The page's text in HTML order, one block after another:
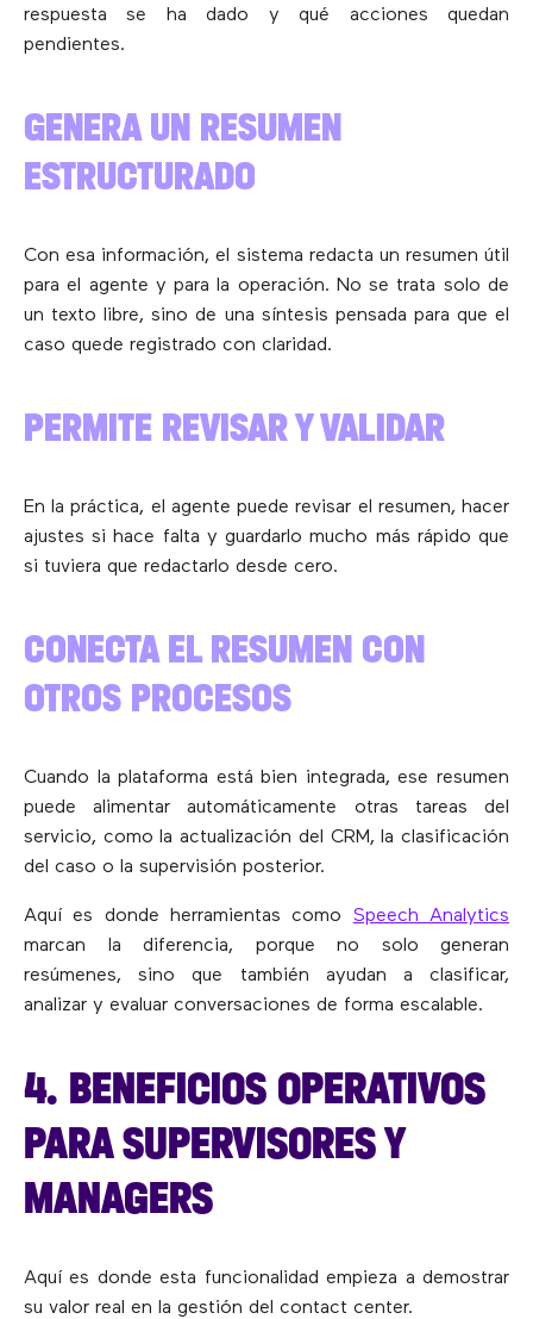
respuesta se ha dado y qué acciones quedan
pendientes.
GENERA UN RESUMEN
ESTRUCTURADO
Con esa información, el sistema redacta un resumen útil
para el agente y para la operación. No se trata solo de
un texto libre, sino de una síntesis pensada para que el
caso quede registrado con claridad.
PERMITE REVISAR Y VALIDAR
En la práctica, el agente puede revisar el resumen, hacer
ajustes si hace falta y guardarlo mucho más rápido que
si tuviera que redactarlo desde cero.
CONECTA EL RESUMEN CON
OTROS PROCESOS
Cuando la plataforma está bien integrada, ese resumen
puede alimentar automáticamente otras tareas del
servicio, como la actualización del CRM, la clasificación
del caso o la supervisión posterior.
Aquí es donde herramientas como Speech Analytics
marcan la diferencia, porque no solo generan
resúmenes, sino que también ayudan a clasificar,
analizar y evaluar conversaciones de forma escalable.
4. BENEFICIOS OPERATIVOS
PARA SUPERVISORES Y
MANAGERS
Aquí es donde esta funcionalidad empieza a demostrar
su valor real en la gestión del contact center.